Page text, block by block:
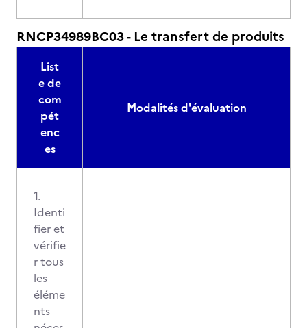
RNCP34989BC03 - Le transfert de produits
List
e de
com
pét
enc
es
Modalités d'évaluation
1.
Identi
fier et
vérifie
r tous
les
éléme
nts